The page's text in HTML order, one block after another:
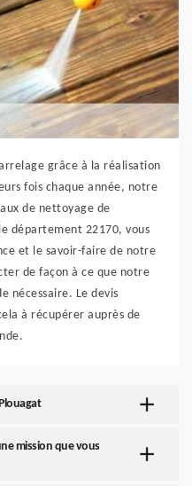
grâce à la réalisation
fois chaque année, notre
de nettoyage de
département 22170, vous
et le savoir-faire de notre
de façon à ce que notre
nécessaire. Le devis
à récupérer auprès de
mission que vous